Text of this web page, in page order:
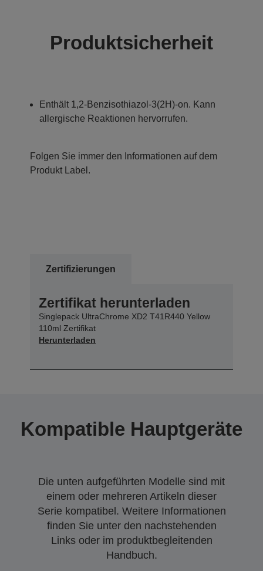
Produktsicherheit
Enthält 1,2-Benzisothiazol-3(2H)-on. Kann
allergische Reaktionen hervorrufen.
Folgen Sie immer den Informationen auf dem
Produkt Label.
Zertifizierungen
Zertifikat herunterladen
Singlepack UltraChrome XD2 T41R440 Yellow
110ml Zertifikat
Herunterladen
Kompatible Hauptgeräte
Die unten aufgeführten Modelle sind mit
einem oder mehreren Artikeln dieser
Serie kompatibel. Weitere Informationen
finden Sie unter den nachstehenden
Links oder im produktbegleitenden
Handbuch.